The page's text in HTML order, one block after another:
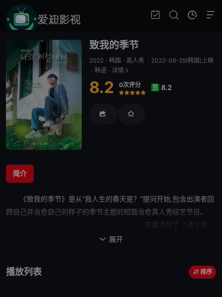
致我的季节
2022 · 韩国 · 真人秀 · 2022-06-29(韩国)上映
· 韩语 · 详情
8.2 0次评分
很差
较差
还行推荐力荐
豆 8.2
简介
《致我的季节》是从“我人生的春天是？”提问开始,包含出演者回
顾自己并治愈自己的样子的季节主题的短篇治愈真人秀综艺节目。
完美消化了《语义错
》的主人公秋尚宇一角，是最受瞩目的演员，也是作为初动突破10
次节目中以舒适、完整的朴宰灿独有的样子接近粉丝和观众。
 展开
播放列表 排序